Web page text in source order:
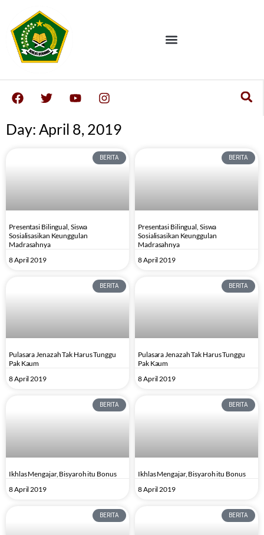
Day: April 8, 2019
BERITA
Presentasi Bilingual, Siswa
Sosialisasikan Keunggulan
Madrasahnya
8 April 2019
BERITA
Presentasi Bilingual, Siswa
Sosialisasikan Keunggulan
Madrasahnya
8 April 2019
BERITA
Pulasara Jenazah Tak Harus Tunggu
Pak Kaum
8 April 2019
BERITA
Pulasara Jenazah Tak Harus Tunggu
Pak Kaum
8 April 2019
BERITA
Ikhlas Mengajar, Bisyaroh itu Bonus
8 April 2019
BERITA
Ikhlas Mengajar, Bisyaroh itu Bonus
8 April 2019
BERITA BERITA